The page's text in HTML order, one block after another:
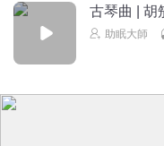
古琴曲 | 胡
助眠大師